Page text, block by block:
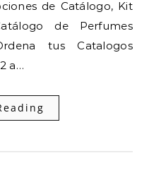
de Catálogo, Kit
de Perfumes
tus Catalogos
a…